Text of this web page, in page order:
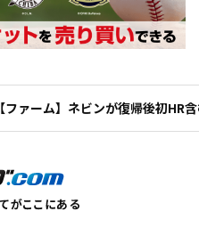
【ファーム】ネビンが復帰後初